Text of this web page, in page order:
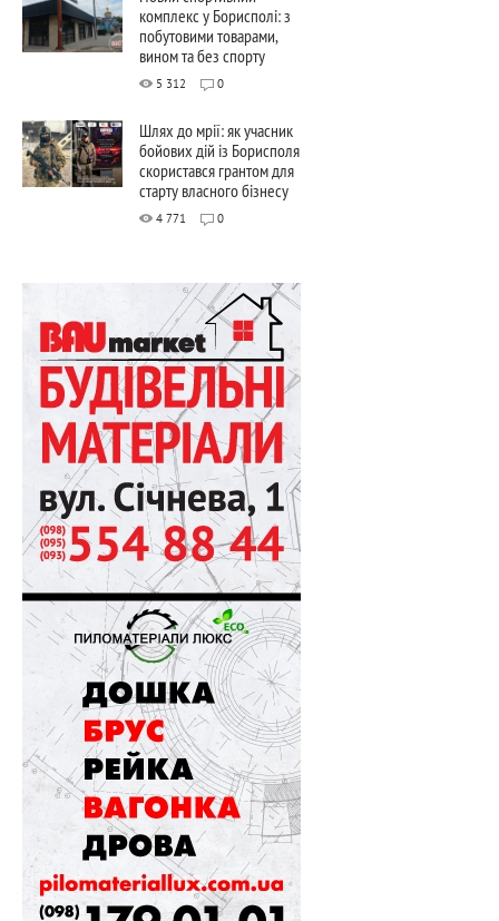
комплекс у Борисполі: з
побутовими товарами,
вином та без спорту
5 312 0
Шлях до мрії: як учасник
бойових дій із Борисполя
скористався грантом для
старту власного бізнесу
4 771 0